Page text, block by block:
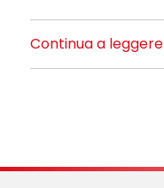
Continua a leggere